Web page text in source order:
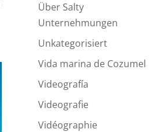
Über Salty
Unternehmungen
Unkategorisiert
Vida marina de Cozumel
Videografía
Videografie
Vidéographie